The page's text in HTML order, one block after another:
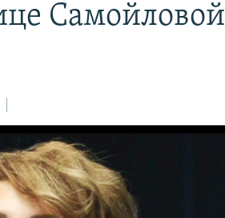
Самойловой